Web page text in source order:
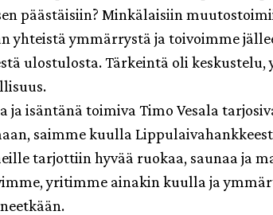
päästäisiin? Minkälaisiin
yhteistä ymmärrystä ja toivoimme
ulostulosta. Tärkeintä oli keskustelu,
ja isäntänä toimiva Timo Vesala
saimme kuulla
tarjottiin hyvää ruokaa, saunaa ja
yritimme ainakin kuulla ja